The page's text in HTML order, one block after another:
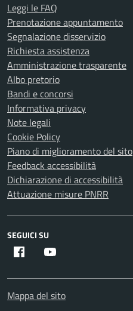
Leggi le FAQ
Prenotazione appuntamento
Segnalazione disservizio
Richiesta assistenza
Amministrazione trasparente
Albo pretorio
Bandi e concorsi
Informativa privacy
Note legali
Cookie Policy
Piano di miglioramento del sito
Feedback accessibilità
Dichiarazione di accessibilità
Attuazione misure PNRR
SEGUICI SU
Facebook
Mappa del sito